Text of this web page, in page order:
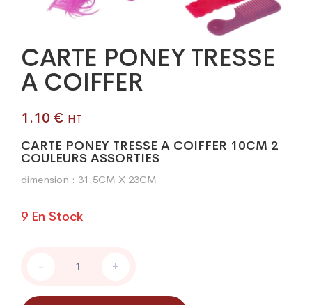
CARTE PONEY TRESSE
A COIFFER
1.10 € HT
CARTE PONEY TRESSE A COIFFER 10CM 2
COULEURS ASSORTIES
dimension : 31.5CM X 23CM
9 En Stock
PONEY
- +